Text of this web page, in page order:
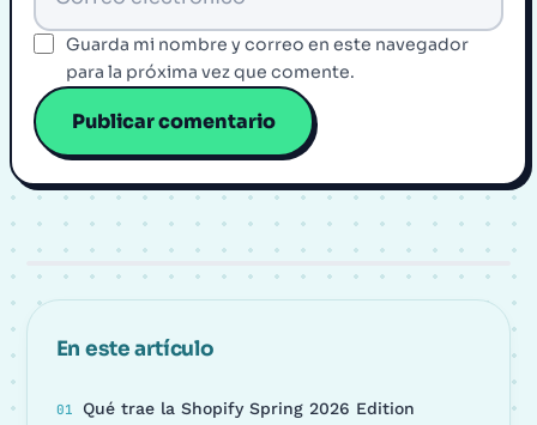
Guarda mi nombre y correo en este navegador
para la próxima vez que comente.
En este artículo
Qué trae la Shopify Spring 2026 Edition